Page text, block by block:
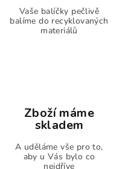
Vaše balíčky pečlivě
balíme do recyklovaných
materiálů
Zboží máme
skladem
A uděláme vše pro to,
aby u Vás bylo co
nejdříve